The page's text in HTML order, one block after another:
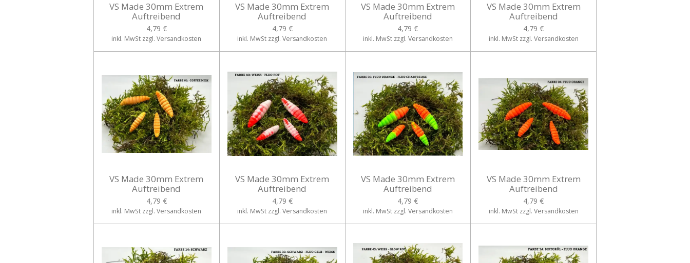
VS Made 30mm Extrem
Auftreibend
4,79 €
inkl. MwSt zzgl. Versandkosten
VS Made 30mm Extrem
Auftreibend
4,79 €
inkl. MwSt zzgl. Versandkosten
VS Made 30mm Extrem
Auftreibend
4,79 €
inkl. MwSt zzgl. Versandkosten
VS Made 30mm Extrem
Auftreibend
4,79 €
inkl. MwSt zzgl. Versandkosten
VS Made 30mm Extrem
Auftreibend
4,79 €
inkl. MwSt zzgl. Versandkosten
VS Made 30mm Extrem
Auftreibend
4,79 €
inkl. MwSt zzgl. Versandkosten
VS Made 30mm Extrem
Auftreibend
4,79 €
inkl. MwSt zzgl. Versandkosten
VS Made 30mm Extrem
Auftreibend
4,79 €
inkl. MwSt zzgl. Versandkosten